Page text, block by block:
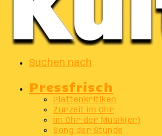
Suchen nach
Pressfrisch
Plattenkritiken
Zurzeit im Ohr
Im Ohr der Musik(er)
Song der Stunde